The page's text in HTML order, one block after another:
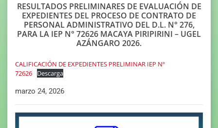
RESULTADOS PRELIMINARES DE EVALUACIÓN DE
EXPEDIENTES DEL PROCESO DE CONTRATO DE
PERSONAL ADMINISTRATIVO DEL D.L. N° 276,
PARA LA IEP N° 72626 MACAYA PIRIPIRINI – UGEL
AZÁNGARO 2026.
CALIFICACIÓN DE EXPEDIENTES PRELIMINAR IEP Nº
72626
Descarga
marzo 24, 2026